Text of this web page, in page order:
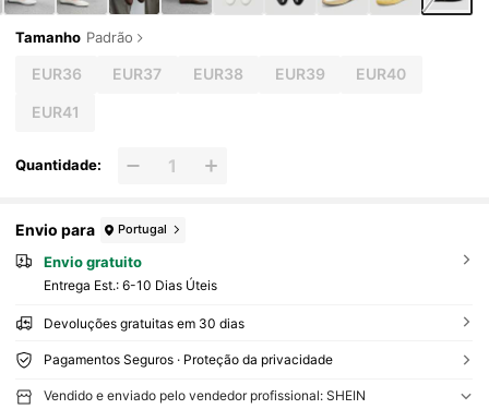
Tamanho Padrão
EUR36 EUR37 EUR38 EUR39 EUR40
EUR41
Quantidade:
Envio para Portugal
Envio gratuito
Entrega Est.: 6-10 Dias Úteis
Devoluções gratuitas em 30 dias
Pagamentos Seguros · Proteção da privacidade
Vendido e enviado pelo vendedor profissional: SHEIN